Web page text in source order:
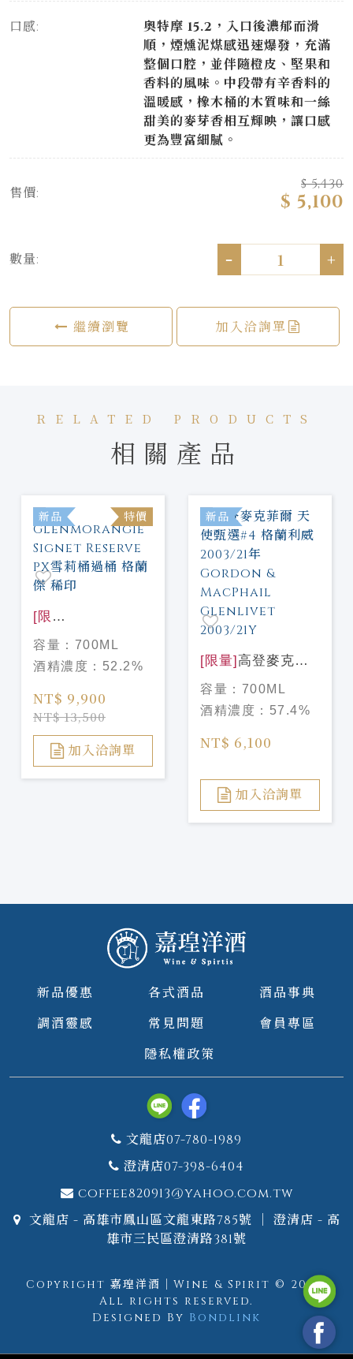
口感:
奧特摩 15.2，入口後濃郁而滑
順，煙燻泥煤感迅速爆發，充滿
整個口腔，並伴隨橙皮、堅果和
香料的風味。中段帶有辛香料的
溫暖感，橡木桶的木質味和一絲
甜美的麥芽香相互輝映，讓口感
更為豐富細膩。
售價:
$ 5,430
$ 5,100
數量: - +
繼續瀏覽 加入洽詢單
RELATED PRODUCTS
相關產品
新品 特價
[限
量]Glenmorangie
Signet Reserve
PX雪莉桶過桶 格
蘭傑 稀印
容量： 700ML
酒精濃度： 52.2%
NT$ 9,900
NT$ 13,500
加入洽詢單
新品
[限量] 高登麥克菲
爾 天使甄選#4 格
蘭利威 2003/21年
Gordon &
MacPhail
容量： 700ML
酒精濃度： 57.4%
NT$ 6,100
加入洽詢單
新品優惠 各式酒品
酒品事典
調酒靈感
常見問題
會員專區
隱私權政策
文龍店07-780-1989
澄清店07-398-6404
coffee820913@yahoo.com.tw
文龍店 - 高雄市鳳山區文龍東路785號 ｜ 澄清店 - 高
雄市三民區澄清路381號
Copyright 嘉瑝洋酒｜Wine & Spirit © 2026.
All rights reserved.
Designed By Bondlink